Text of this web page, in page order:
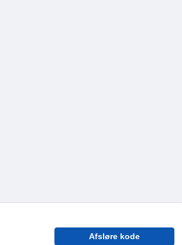
Afsløre kode